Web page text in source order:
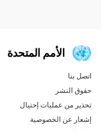
الأمم المتحدة
Global U.N. menu
اتصل بنا
حقوق النشر
تحذير من عمليات إحتيال
إشعار عن الخصوصية